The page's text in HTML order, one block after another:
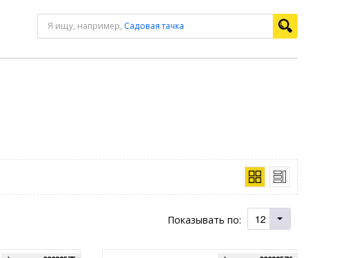
Я ищу, например, Садовая тачка
Показывать по: 12